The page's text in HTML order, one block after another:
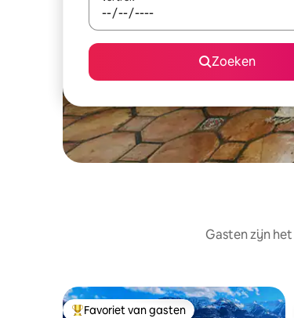
Zoeken
Gasten zijn
Favoriet van gasten